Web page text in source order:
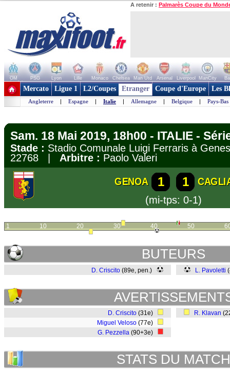
A retenir : Palmarès Coupe du
OM PSG Lyon Lille Monaco Chelsea Man Utd Arsenal Liverpool ManCity
+ de clubs
Mercato Ligue 1 L2/Coupes Etranger Coupe d'Europe Les
Angleterre | Espagne | Italie | Allemagne | Belgique | Pays-Bas
Sam. 18 Mai 2019, 18h00 - ITALIE -
Stade : Stadio Comunale Luigi Ferraris à
22768 | Arbitre : Paolo Valeri
GENOA 1 1
(mi-tps: 0-1)
1 10 20 30 40 50
BUTEURS
D. Criscito (89e, pen.) L. Pavoletti
D. Criscito (31e)
Miguel Veloso (77e)
G. Pezzella (90+3e)
R. Klavan
STATS DU MATCH